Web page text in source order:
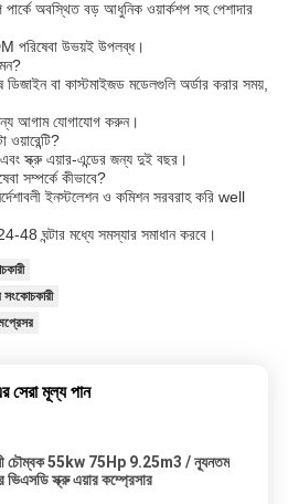
পার্কে অবস্থিত বড় আধুনিক ওয়ার্কশপ সহ পেশাদার
পরিষেবা উভয়ই উপলব্ধ।
বা কাস্টমাইজড মডেলগুলি অর্ডার করার সময়,
আগাম যোগাযোগ করুন।
স্ক্রু এয়ার-এন্ডের জন্য দুই বছর।
সম্পর্কে কীভাবে?
ইনস্টলেশন ও কমিশন সরবরাহ করি well
48 ঘন্টার মধ্যে সমস্যার সমাধান করবে।
সেরা মূল্য পান
চৌম্বক 55kw 75Hp 9.25m3 / ন্যূনতম
ভিএসডি স্ক্রু এয়ার কম্প্রেসার